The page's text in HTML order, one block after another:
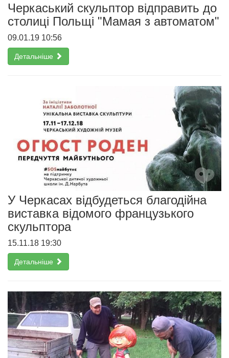
Черкаський скульптор відправить до
столиці Польщі "Мамая з автоматом"
09.01.19 10:56
Детальніше
У Черкасах відбудеться благодійна
виставка відомого французького
скульптора
15.11.18 19:30
Детальніше